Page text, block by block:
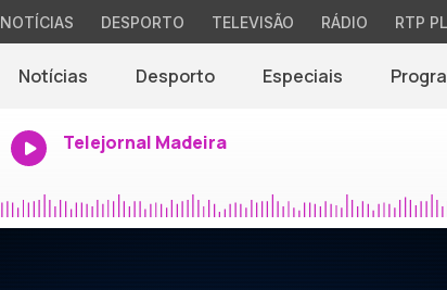
NOTÍCIAS DESPORTO TELEVISÃO RÁDIO RTP
Notícias Desporto Especiais
Telejornal Madeira